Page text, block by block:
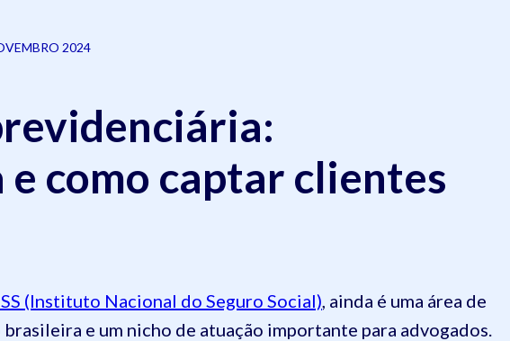
2024
como captar clientes
(Instituto Nacional do Seguro Social), ainda é uma área de
e um nicho de atuação importante para advogados.